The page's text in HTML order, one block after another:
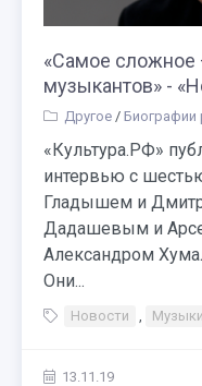
«Самое сложное
музыкантов» -
Другое / Биографии
«Культура.РФ»
интервью с
Гладышем и
Дадашевым и
Александром
Они...
Новости , Музыки
13.11.19